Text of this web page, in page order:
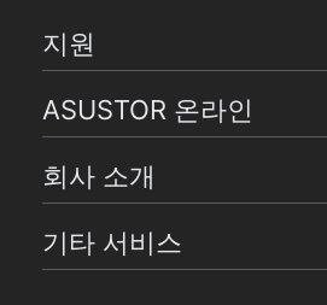
지원
ASUSTOR 온라인
회사 소개
기타 서비스